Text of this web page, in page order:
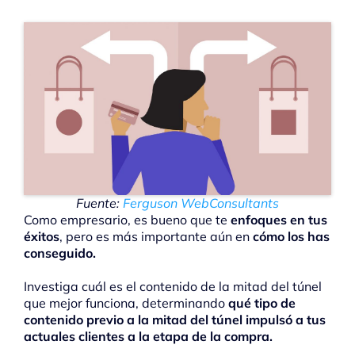
Fuente: Ferguson WebConsultants
Como empresario, es bueno que te enfoques en tus
éxitos, pero es más importante aún en cómo los has
conseguido.
Investiga cuál es el contenido de la mitad del túnel
que mejor funciona, determinando qué tipo de
contenido previo a la mitad del túnel impulsó a tus
actuales clientes a la etapa de la compra.